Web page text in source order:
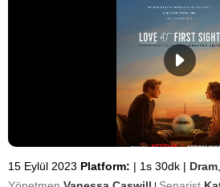
15 Eylül 2023 Platform: | 1s 30dk | Dram